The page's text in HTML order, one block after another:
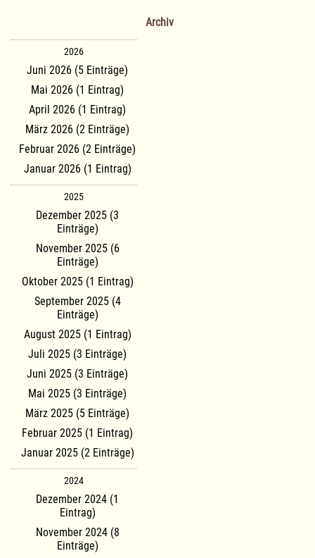
Archiv
2026
Juni 2026 (5 Einträge)
Mai 2026 (1 Eintrag)
April 2026 (1 Eintrag)
März 2026 (2 Einträge)
Februar 2026 (2 Einträge)
Januar 2026 (1 Eintrag)
2025
Dezember 2025 (3
Einträge)
November 2025 (6
Einträge)
Oktober 2025 (1 Eintrag)
September 2025 (4
Einträge)
August 2025 (1 Eintrag)
Juli 2025 (3 Einträge)
Juni 2025 (3 Einträge)
Mai 2025 (3 Einträge)
März 2025 (5 Einträge)
Februar 2025 (1 Eintrag)
Januar 2025 (2 Einträge)
2024
Dezember 2024 (1
Eintrag)
November 2024 (8
Einträge)